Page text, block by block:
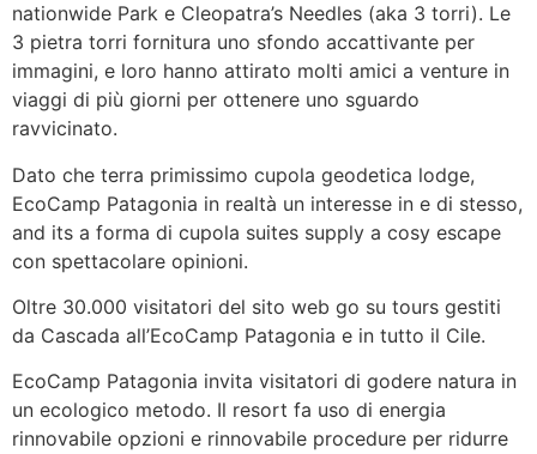
nationwide Park e Cleopatra’s Needles (aka 3 torri). Le
3 pietra torri fornitura uno sfondo accattivante per
immagini, e loro hanno attirato molti amici a venture in
viaggi di più giorni per ottenere uno sguardo
ravvicinato.
Dato che terra primissimo cupola geodetica lodge,
EcoCamp Patagonia in realtà un interesse in e di stesso,
and its a forma di cupola suites supply a cosy escape
con spettacolare opinioni.
Oltre 30.000 visitatori del sito web go su tours gestiti
da Cascada all’EcoCamp Patagonia e in tutto il Cile.
EcoCamp Patagonia invita visitatori di godere natura in
un ecologico metodo. Il resort fa uso di energia
rinnovabile opzioni e rinnovabile procedure per ridurre